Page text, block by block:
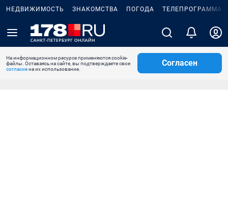
НЕДВИЖИМОСТЬ ЗНАКОМСТВА ПОГОДА ТЕЛЕПРОГРАММА
На информационном ресурсе применяются cookie-
файлы. Оставаясь на сайте, вы подтверждаете свое
согласиена их использование.
Согласен